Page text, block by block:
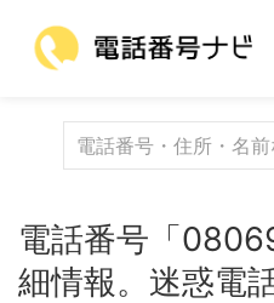
電話番号「
細情報。迷惑電